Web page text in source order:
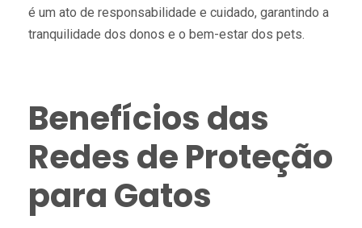
é um ato de responsabilidade e cuidado, garantindo a
tranquilidade dos donos e o bem-estar dos pets.
Benefícios das
Redes de Proteção
para Gatos